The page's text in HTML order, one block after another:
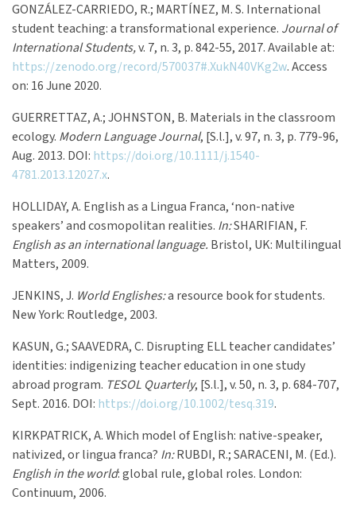
GONZÁLEZ-CARRIEDO, R.; MARTÍNEZ, M. S. International
student teaching: a transformational experience. Journal of
International Students,v. 7, n. 3, p. 842-55, 2017. Available at:
https://zenodo.org/record/570037#.XukN40VKg2w. Access
on: 16 June 2020.
GUERRETTAZ, A.; JOHNSTON, B. Materials in the classroom
ecology. Modern Language Journal, [S.l.], v. 97, n. 3, p. 779-96,
Aug. 2013. DOI: https://doi.org/10.1111/j.1540-
4781.2013.12027.x.
HOLLIDAY, A. English as a Lingua Franca, ‘non-native
speakers’ and cosmopolitan realities. In:SHARIFIAN, F.
English as an international language. Bristol, UK: Multilingual
Matters, 2009.
JENKINS, J. World Englishes:a resource book for students.
New York: Routledge, 2003.
KASUN, G.; SAAVEDRA, C. Disrupting ELL teacher candidates’
identities: indigenizing teacher education in one study
abroad program. TESOL Quarterly, [S.l.], v. 50, n. 3, p. 684-707,
Sept. 2016. DOI: https://doi.org/10.1002/tesq.319.
KIRKPATRICK, A. Which model of English: native-speaker,
nativized, or lingua franca? In:RUBDI, R.; SARACENI, M. (Ed.).
English in the world: global rule, global roles. London:
Continuum, 2006.